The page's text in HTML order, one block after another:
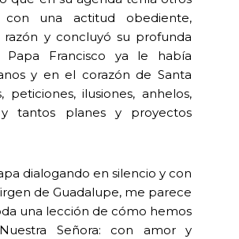
con una actitud obediente,
y concluyó su profunda
Papa Francisco ya le había
y en el corazón de Santa
peticiones, ilusiones, anhelos,
y tantos planes y proyectos
dialogando en silencio y con
de Guadalupe, me parece
una lección de cómo hemos
Señora: con amor y